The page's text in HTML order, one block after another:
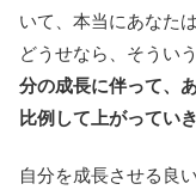
いて、本当にあなた
どうせなら、そうい
分の成長に伴って、
比例して上がってい
自分を成長させる良